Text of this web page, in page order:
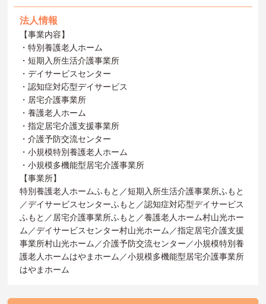
法人情報
【事業内容】
・特別養護老人ホーム
・短期入所生活介護事業所
・デイサービスセンター
・認知症対応型デイサービス
・居宅介護事業所
・養護老人ホーム
・指定居宅介護支援事業所
・介護予防交流センター
・小規模特別養護老人ホーム
・小規模多機能型居宅介護事業所
【事業所】
特別養護老人ホームふもと／短期入所生活介護事業所ふもと
／デイサービスセンターふもと／認知症対応型デイサービス
ふもと／居宅介護事業所ふもと／養護老人ホーム村山光ホー
ム／デイサービスセンター村山光ホーム／指定居宅介護支援
事業所村山光ホーム／介護予防交流センター／小規模特別養
護老人ホームはやまホーム／小規模多機能型居宅介護事業所
はやまホーム